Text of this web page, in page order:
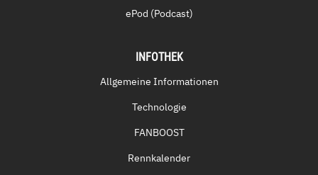
ePod (Podcast)
INFOTHEK
Allgemeine Informationen
Technologie
FANBOOST
Rennkalender